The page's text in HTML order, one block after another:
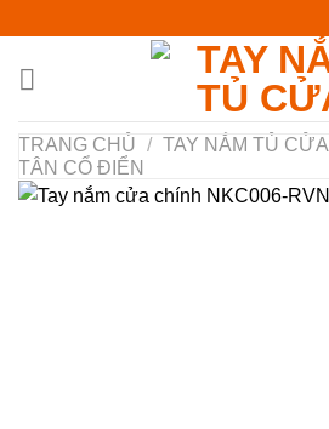
nội
TRANG CHỦ / TAY NẮM TỦ CỬA
TÂN CỔ ĐIỂN